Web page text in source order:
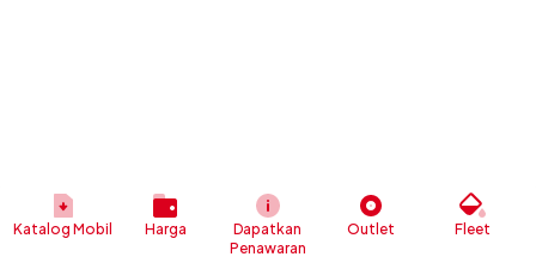
Katalog Mobil Harga
Dapatkan
Penawaran
Outlet Fleet